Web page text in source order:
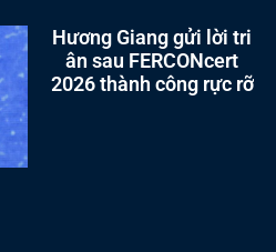
Hương Giang gửi lời tri
ân sau FERCONcert
2026 thành công rực rỡ